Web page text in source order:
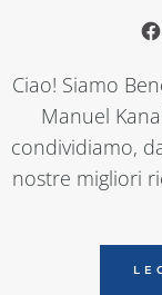
Ciao! Siamo
Manuel
condividiamo,
nostre migliori